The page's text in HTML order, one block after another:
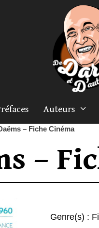
Auteurs
– Fiche Cinéma
–
Genre(s) :